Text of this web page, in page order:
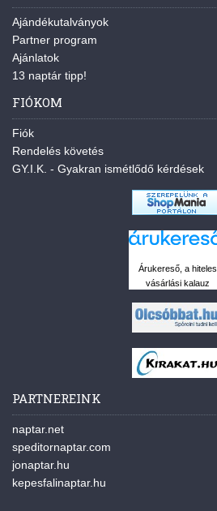
Ajándékutalványok
Partner program
Ajánlatok
13 naptár tipp!
FIÓKOM
Fiók
Rendelés követés
GY.I.K. - Gyakran ismétlődő kérdések
Árukereső, a hiteles
vásárlási kalauz
PARTNEREINK
naptar.net
speditornaptar.com
jonaptar.hu
kepesfalinaptar.hu